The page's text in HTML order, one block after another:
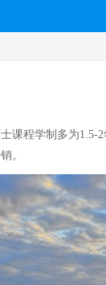
课程学制多为
。